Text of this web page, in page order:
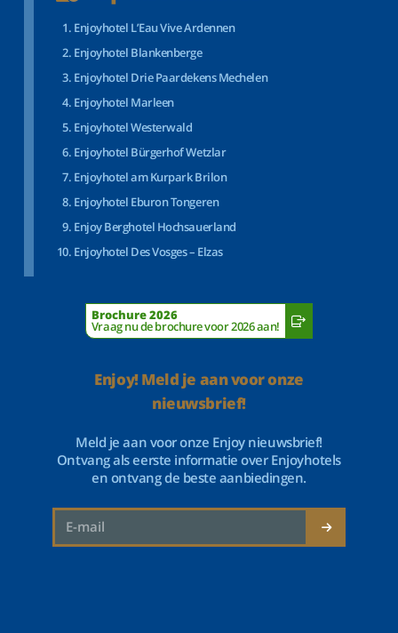
Enjoyhotel L’Eau Vive Ardennen
Enjoyhotel Blankenberge
Enjoyhotel Drie Paardekens Mechelen
Enjoyhotel Marleen
Enjoyhotel Westerwald
Enjoyhotel Bürgerhof Wetzlar
Enjoyhotel am Kurpark Brilon
Enjoyhotel Eburon Tongeren
Enjoy Berghotel Hochsauerland
Enjoyhotel Des Vosges – Elzas
Brochure 2026
Vraag nu de brochure voor 2026 aan!
Enjoy! Meld je aan voor onze
nieuwsbrief!
Meld je aan voor onze Enjoy nieuwsbrief!
Ontvang als eerste informatie over Enjoyhotels
en ontvang de beste aanbiedingen.